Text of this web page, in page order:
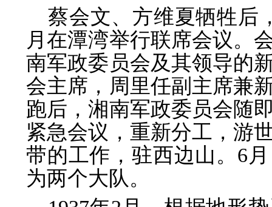
蔡会文、方维夏牺牲后
月在潭湾举行联席会议。
南军政委员会及其领导的
会主席，周里任副主席兼
跑后，湘南军政委员会随
紧急会议，重新分工，游
带的工作，驻西边山。6
为两个大队。